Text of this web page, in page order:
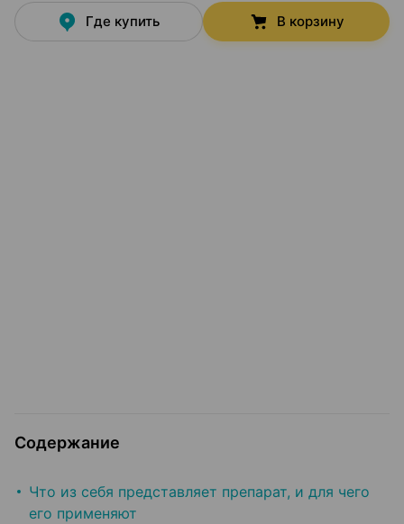
Где купить В корзину
Содержание
Что из себя представляет препарат, и для чего
его применяют